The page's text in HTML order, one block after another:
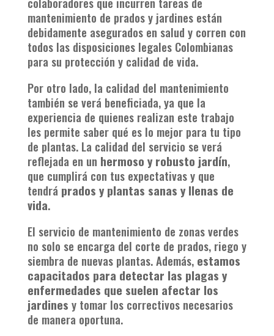
mantenimiento de prados y jardines están
debidamente asegurados en salud y corren con
todos las disposiciones legales Colombianas
para su protección y calidad de vida.
Por otro lado, la calidad del mantenimiento
también se verá beneficiada, ya que la
experiencia de quienes realizan este trabajo
les permite saber qué es lo mejor para tu tipo
de plantas. La calidad del servicio se verá
reflejada en un hermoso y robusto jardín,
que cumplirá con tus expectativas y que
tendrá prados y plantas sanas y llenas de
vida.
El servicio de mantenimiento de zonas verdes
no solo se encarga del corte de prados, riego y
siembra de nuevas plantas. Además, estamos
capacitados para detectar las plagas y
enfermedades que suelen afectar los
jardines y tomar los correctivos necesarios
de manera oportuna.